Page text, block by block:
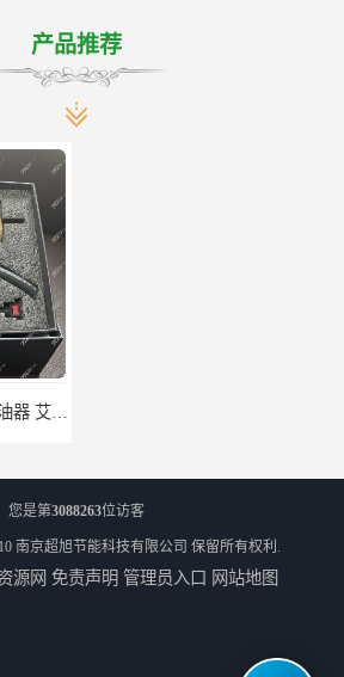
产品推荐
安徽无化学物质清碳节油器 艾速特EXOTE清碳节油器 节省燃油消耗
您是第3088263位访客
南京超旭节能科技有限公司 保留所有权利.
源网 免责声明 管理员入口 网站地图